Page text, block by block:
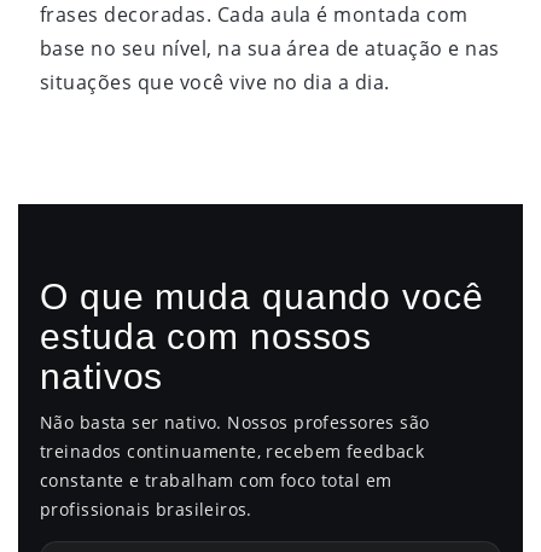
frases decoradas. Cada aula é montada com
base no seu nível, na sua área de atuação e nas
situações que você vive no dia a dia.
O que muda quando você
estuda com nossos
nativos
Não basta ser nativo. Nossos professores são
treinados continuamente, recebem feedback
constante e trabalham com foco total em
profissionais brasileiros.